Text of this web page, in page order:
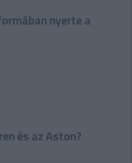
nyerte a
és az Aston?